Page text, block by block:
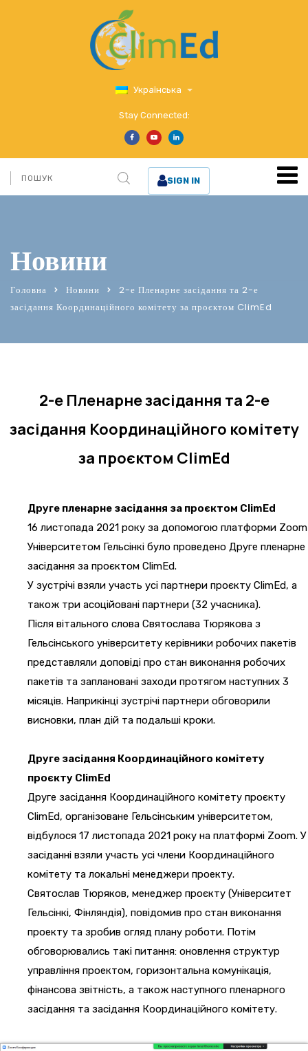
Українська
Stay Connected:
SIGN IN
Новини
Головна Новини
2-е Пленарне засідання та 2-е
засідання Координаційного комітету за проєктом ClimEd
2-е Пленарне засідання та 2-е
засідання Координаційного комітету
за проєктом ClimEd
Друге пленарне засідання за проєктом ClimEd
16 листопада 2021 року за допомогою платформи Zoom
Університетом Гельсінкі було проведено Друге пленарне
засідання за проєктом ClimEd.
У зустрічі взяли участь усі партнери проєкту ClimEd, а
також три асоційовані партнери (32 учасника).
Після вітального слова Святослава Тюрякова з
Гельсінського університету керівники робочих пакетів
представляли доповіді про стан виконання робочих
пакетів та заплановані заходи протягом наступних 3
місяців. Наприкінці зустрічі партнери обговорили
висновки, план дій та подальші кроки.
Друге засідання Координаційного комітету
проєкту ClimEd
Друге засідання Координаційного комітету проєкту
ClimEd, організоване Гельсінським університетом,
відбулося 17 листопада 2021 року на платформі Zoom. У
засіданні взяли участь усі члени Координаційного
комітету та локальні менеджери проекту.
Святослав Тюряков, менеджер проєкту (Університет
Гельсінкі, Фінляндія), повідомив про стан виконання
проекту та зробив огляд плану роботи. Потім
обговорювались такі питання: оновлення структур
управління проектом, горизонтальна комунікація,
фінансова звітність, а також наступного пленарного
засідання та засідання Координаційного комітету.